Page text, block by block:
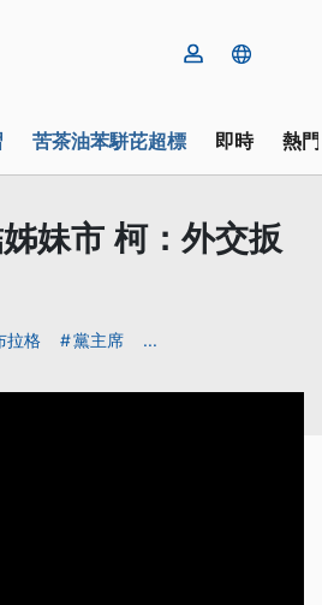
苦茶油苯駢芘超標 即時 熱
妹市 柯：外交扳
拉格 黨主席 ...